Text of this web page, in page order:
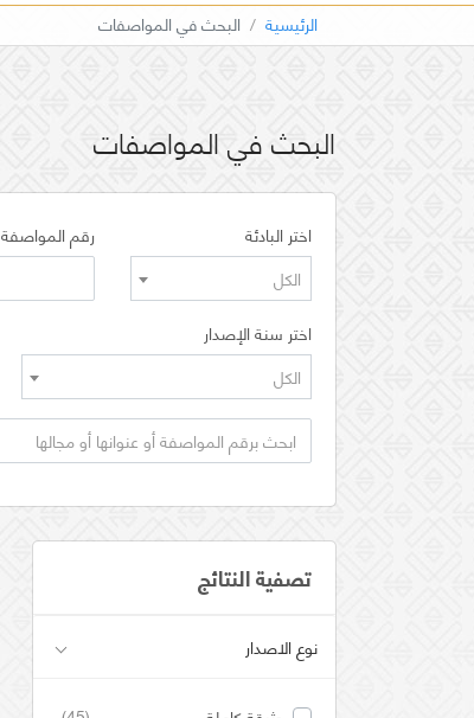
الرئيسية البحث في المواصفات
البحث في المواصفات
اختر البادئة
الكل
رقم المواصفة
اختر سنة الإصدار
الكل
تصفية النتائج
نوع الاصدار